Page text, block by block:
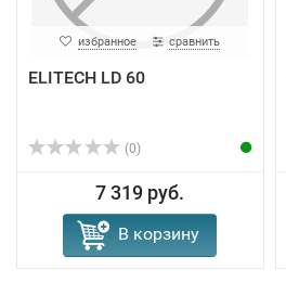
избранное сравнить
ELITECH LD 60
(0)
7 319 руб.
В корзину